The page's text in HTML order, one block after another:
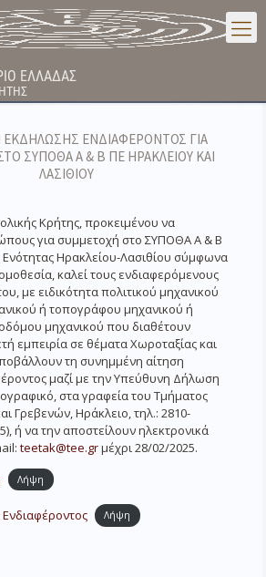
ΕΛΛΑΔΑΣ
ΕΝΔΙΑΦΕΡΟΝΤΟΣ ΓΙΑ
ΣΥΠΟΘΑ Α & Β ΠΕ ΗΡΑΚΛΕΙΟΥ ΚΑΙ
ΛΑΣΙΘΙΟΥ
Κρήτης, προκειμένου να
για συμμετοχή στο ΣΥΠΟΘΑ Α & Β
Ενότητας Ηρακλείου-Λασιθίου σύμφωνα
καλεί τους ενδιαφερόμενους
με ειδικότητα πολιτικού μηχανικού
ή τοπογράφου μηχανικού ή
μηχανικού που διαθέτουν
εμπειρία σε θέματα Χωροταξίας και
τη συνημμένη αίτηση
μαζί με την Υπεύθυνη Δήλωση
στα γραφεία του Τμήματος
Γρεβενών, Ηράκλειο, τηλ.: 2810-
ή να την αποστείλουν ηλεκτρονικά
teetak@tee.grμέχρι 28/02/2025.
Λήψη
Λήψη